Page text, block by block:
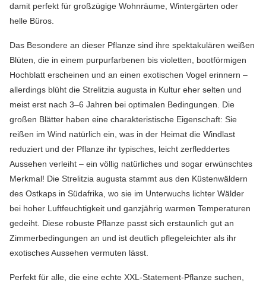
damit perfekt für großzügige Wohnräume, Wintergärten oder
helle Büros.
Das Besondere an dieser Pflanze sind ihre spektakulären weißen
Blüten, die in einem purpurfarbenen bis violetten, bootförmigen
Hochblatt erscheinen und an einen exotischen Vogel erinnern –
allerdings blüht die Strelitzia augusta in Kultur eher selten und
meist erst nach 3–6 Jahren bei optimalen Bedingungen. Die
großen Blätter haben eine charakteristische Eigenschaft: Sie
reißen im Wind natürlich ein, was in der Heimat die Windlast
reduziert und der Pflanze ihr typisches, leicht zerfleddertes
Aussehen verleiht – ein völlig natürliches und sogar erwünschtes
Merkmal! Die Strelitzia augusta stammt aus den Küstenwäldern
des Ostkaps in Südafrika, wo sie im Unterwuchs lichter Wälder
bei hoher Luftfeuchtigkeit und ganzjährig warmen Temperaturen
gedeiht. Diese robuste Pflanze passt sich erstaunlich gut an
Zimmerbedingungen an und ist deutlich pflegeleichter als ihr
exotisches Aussehen vermuten lässt.
Perfekt für alle, die eine echte XXL-Statement-Pflanze suchen,